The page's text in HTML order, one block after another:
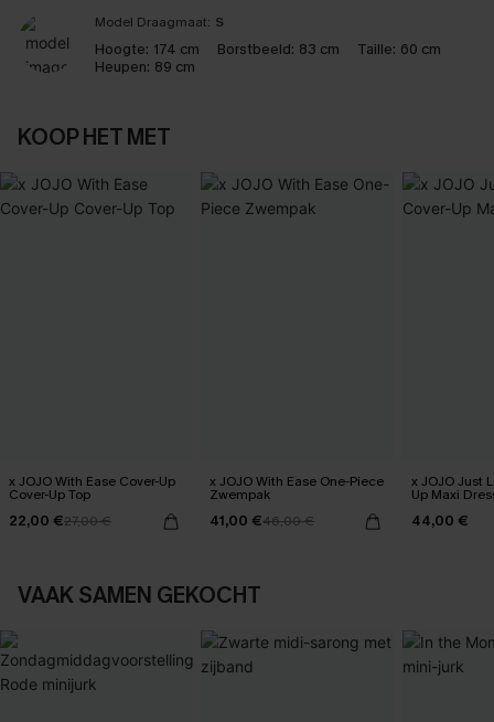
Model Draagmaat: S
Hoogte: 174 cm Borstbeeld: 83 cm Taille: 60 cm
Heupen: 89 cm
KOOP HET MET
x JOJO With Ease Cover-Up
Cover-Up Top
22,00 €27,00 €
x JOJO With Ease One-Piece
Zwempak
41,00 €46,00 €
x JOJO Just
Up Maxi
44,00 €
VAAK SAMEN GEKOCHT